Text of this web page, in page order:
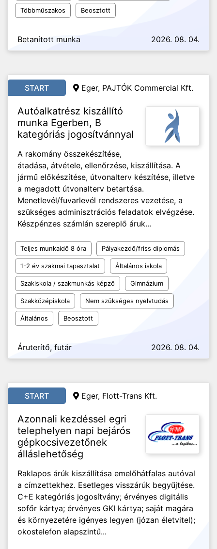
Többműszakos Beosztott
Betanított munka 2026. 08. 04.
START Eger, PAJTÓK Commercial Kft.
Autóalkatrész kiszállító
munka Egerben, B
kategóriás jogosítvánnyal
A rakomány összekészítése,
átadása, átvétele, ellenőrzése, kiszállítása. A
jármű előkészítése, útvonalterv készítése, illetve
a megadott útvonalterv betartása.
Menetlevél/fuvarlevél rendszeres vezetése, a
szükséges adminisztrációs feladatok elvégzése.
Készpénzes számlán szereplő áruk...
Teljes munkaidő 8 óra Pályakezdő/friss diplomás
1-2 év szakmai tapasztalat Általános iskola
Szakiskola / szakmunkás képző Gimnázium
Szakközépiskola Nem szükséges nyelvtudás
Általános Beosztott
Áruterítő, futár 2026. 08. 04.
START Eger, Flott-Trans Kft.
Azonnali kezdéssel egri
telephelyen napi bejárós
gépkocsivezetőnek
álláslehetőség
Raklapos árúk kiszállítása emelőhátfalas autóval
a címzettekhez. Esetleges visszárúk begyűjtése.
C+E kategóriás jogosítvány; érvényes digitális
sofőr kártya; érvényes GKI kártya; saját magára
és környezetére igényes legyen (józan életvitel);
okostelefon alapszintű...